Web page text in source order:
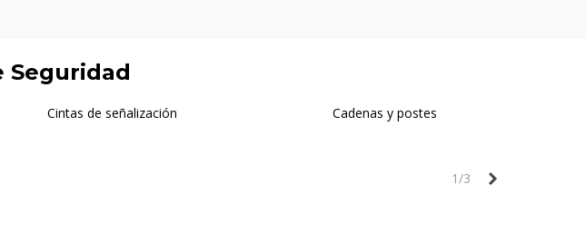
Seguridad
Cintas de señalización Cadenas y postes
1/3